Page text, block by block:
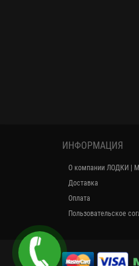
ИНФОРМАЦИЯ
О компании ЛОДКИ |
Доставка
Оплата
Пользовательское